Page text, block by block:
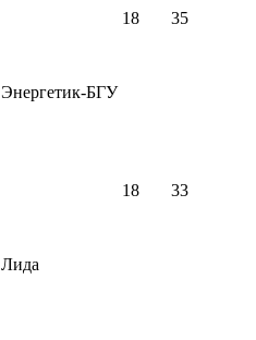
Энергетик-БГУ
18 35
Лида
18 33